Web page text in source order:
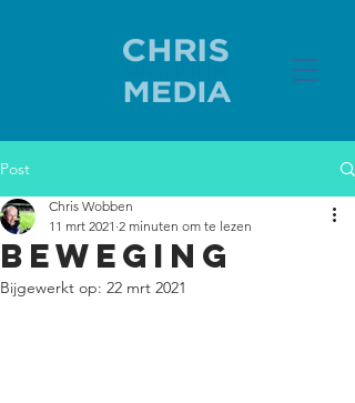
Post
Beweging
Chris Wobben
11 mrt 2021 2 minuten om te lezen
Bijgewerkt op: 22 mrt 2021